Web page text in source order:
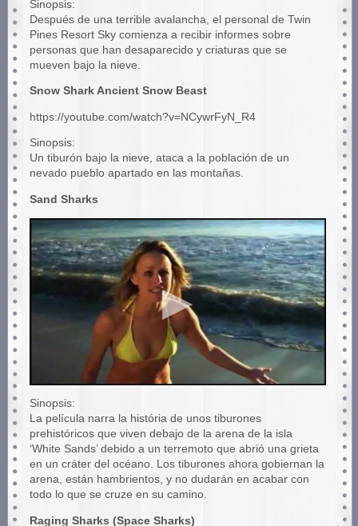
Sinopsis:
Después de una terrible avalancha, el personal de Twin
Pines Resort Sky comienza a recibir informes sobre
personas que han desaparecido y criaturas que se
mueven bajo la nieve.
Snow Shark Ancient Snow Beast
https://youtube.com/watch?v=NCywrFyN_R4
Sinopsis:
Un tiburón bajo la nieve, ataca a la población de un
nevado pueblo apartado en las montañas.
Sand Sharks
Sinopsis:
La película narra la história de unos tiburones
prehistóricos que viven debajo de la arena de la isla
‘White Sands’ debido a un terremoto que abrió una grieta
en un cráter del océano. Los tiburones ahora gobiernan la
arena, están hambrientos, y no dudarán en acabar con
todo lo que se cruze en su camino.
Raging Sharks (Space Sharks)